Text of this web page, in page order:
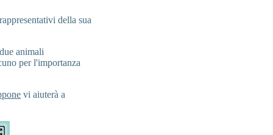
della sua
animali
per l'importanza
vi aiuterà a